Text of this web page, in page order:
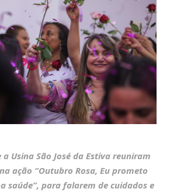
a Usina São José da Estiva reuniram
ação “Outubro Rosa, Eu prometo
saúde”, para falarem de cuidados e